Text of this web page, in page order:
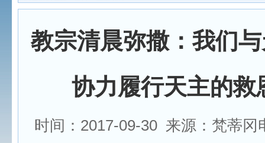
教宗清晨弥撒：我们
协力履行天主的救
时间：2017-09-30 来源：梵蒂